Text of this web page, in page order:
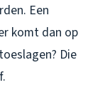
Een
komt dan op
Die